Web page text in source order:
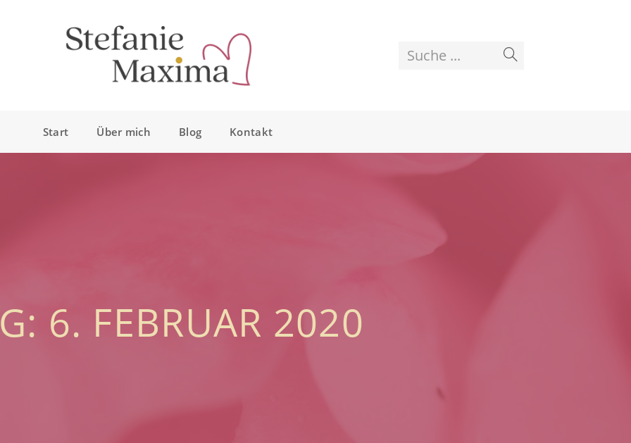
Suche ...
Start Über mich Blog Kontakt
6. FEBRUAR 2020